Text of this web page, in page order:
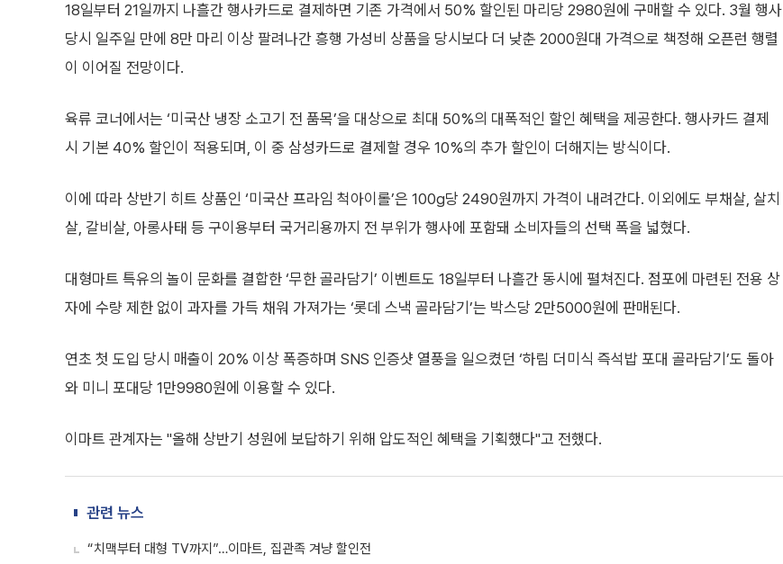
18일부터 21일까지 나흘간 행사카드로 결제하면 기존 가격에서 50% 할인된 마리당 2980원에 구매할 수 있다. 3월 행사
당시 일주일 만에 8만 마리 이상 팔려나간 흥행 가성비 상품을 당시보다 더 낮춘 2000원대 가격으로 책정해 오픈런 행렬
이 이어질 전망이다.
육류 코너에서는 ‘미국산 냉장 소고기 전 품목’을 대상으로 최대 50%의 대폭적인 할인 혜택을 제공한다. 행사카드 결제
시 기본 40% 할인이 적용되며, 이 중 삼성카드로 결제할 경우 10%의 추가 할인이 더해지는 방식이다.
이에 따라 상반기 히트 상품인 ‘미국산 프라임 척아이롤’은 100g당 2490원까지 가격이 내려간다. 이외에도 부채살, 살치
살, 갈비살, 아롱사태 등 구이용부터 국거리용까지 전 부위가 행사에 포함돼 소비자들의 선택 폭을 넓혔다.
대형마트 특유의 놀이 문화를 결합한 ‘무한 골라담기’ 이벤트도 18일부터 나흘간 동시에 펼쳐진다. 점포에 마련된 전용 상
자에 수량 제한 없이 과자를 가득 채워 가져가는 ‘롯데 스낵 골라담기’는 박스당 2만5000원에 판매된다.
연초 첫 도입 당시 매출이 20% 이상 폭증하며 SNS 인증샷 열풍을 일으켰던 ‘하림 더미식 즉석밥 포대 골라담기’도 돌아
와 미니 포대당 1만9980원에 이용할 수 있다.
이마트 관계자는 "올해 상반기 성원에 보답하기 위해 압도적인 혜택을 기획했다"고 전했다.
관련 뉴스
“치맥부터 대형 TV까지”…이마트, 집관족 겨냥 할인전